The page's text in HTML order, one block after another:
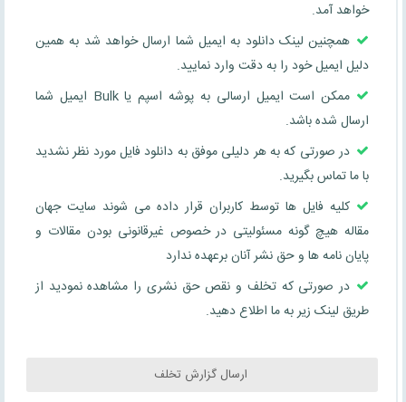
خواهد آمد.
همچنین لینک دانلود به ایمیل شما ارسال خواهد شد به همین
دلیل ایمیل خود را به دقت وارد نمایید.
ممکن است ایمیل ارسالی به پوشه اسپم یا Bulk ایمیل شما
ارسال شده باشد.
در صورتی که به هر دلیلی موفق به دانلود فایل مورد نظر نشدید
با ما تماس بگیرید.
کلیه فایل ها توسط کاربران قرار داده می شوند سایت جهان
مقاله هیچ گونه مسئولیتی در خصوص غیرقانونی بودن مقالات و
پایان نامه ها و حق نشر آنان برعهده ندارد
در صورتی که تخلف و نقص حق نشری را مشاهده نمودید از
طریق لینک زیر به ما اطلاع دهید.
ارسال گزارش تخلف